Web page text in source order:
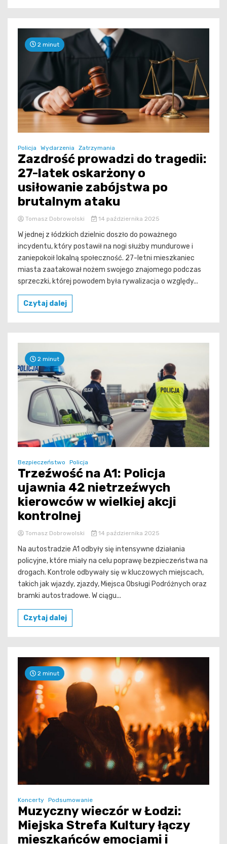
2 minut
Policja Wydarzenia Zatrzymania
Zazdrość prowadzi do tragedii:
27-latek oskarżony o
usiłowanie zabójstwa po
brutalnym ataku
Tomasz Dobrowolski 14 października 2025
W jednej z łódzkich dzielnic doszło do poważnego
incydentu, który postawił na nogi służby mundurowe i
zaniepokoił lokalną społeczność. 27-letni mieszkaniec
miasta zaatakował nożem swojego znajomego podczas
sprzeczki, której powodem była rywalizacja o względy...
Czytaj dalej
2 minut
Bezpieczeństwo Policja
Trzeźwość na A1: Policja
ujawnia 42 nietrzeźwych
kierowców w wielkiej akcji
kontrolnej
Tomasz Dobrowolski 14 października 2025
Na autostradzie A1 odbyły się intensywne działania
policyjne, które miały na celu poprawę bezpieczeństwa na
drogach. Kontrole odbywały się w kluczowych miejscach,
takich jak wjazdy, zjazdy, Miejsca Obsługi Podróżnych oraz
bramki autostradowe. W ciągu...
Czytaj dalej
2 minut
Koncerty Podsumowanie
Muzyczny wieczór w Łodzi:
Miejska Strefa Kultury łączy
mieszkańców emocjami i